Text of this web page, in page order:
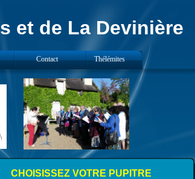
et de La Devinière
CHOISISSEZ VOTRE PUPITRE
Contact Thélémites